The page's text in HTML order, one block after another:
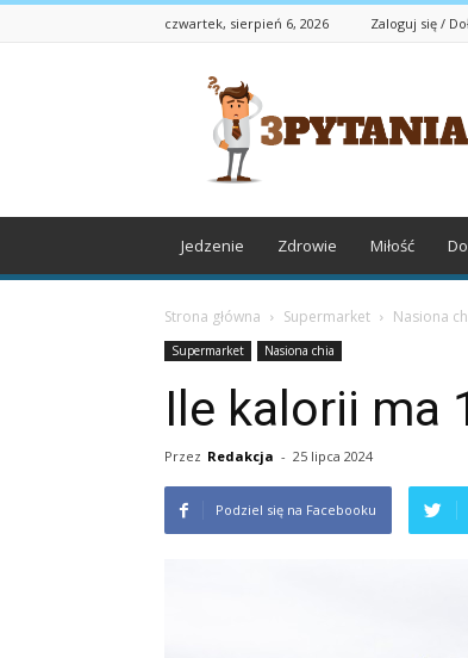
czwartek, sierpień 6, 2026 Zaloguj się /
3pytania.pl
Jedzenie Zdrowie Miłość
Strona główna Supermarket Nasiona
Supermarket Nasiona chia
Ile kalorii ma
Przez Redakcja - 25 lipca 2024
Podziel się na Facebooku